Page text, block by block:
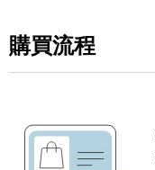
購買流程